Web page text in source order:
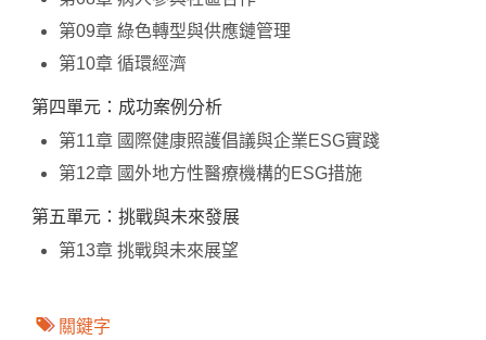
第09章 綠色轉型與供應鏈管理
第10章 循環經濟
第四單元：成功案例分析
第11章 國際健康照護倡議與企業ESG實踐
第12章 國外地方性醫療機構的ESG措施
第五單元：挑戰與未來發展
第13章 挑戰與未來展望
關鍵字